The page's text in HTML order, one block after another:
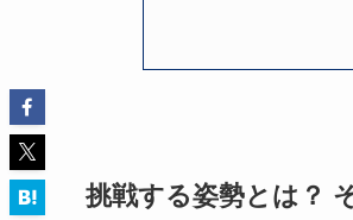
挑戦する姿勢とは？